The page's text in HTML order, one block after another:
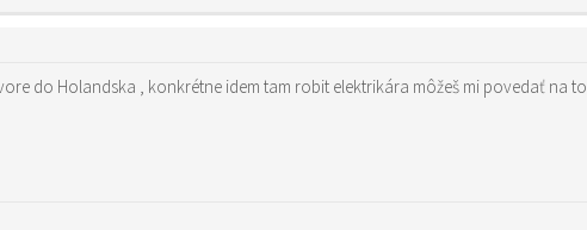
do Holandska , konkrétne idem tam robit elektrikára môžeš mi povedať na